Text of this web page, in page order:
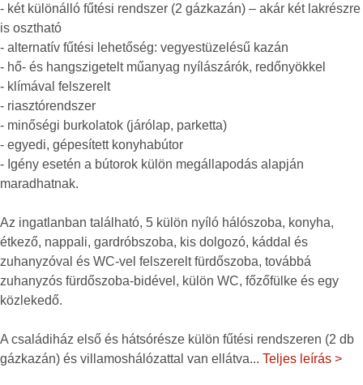
- két különálló fűtési rendszer (2 gázkazán) – akár két lakrészre
is osztható
- alternatív fűtési lehetőség: vegyestüzelésű kazán
- hő- és hangszigetelt műanyag nyílászárók, redőnyökkel
- klímával felszerelt
- riasztórendszer
- minőségi burkolatok (járólap, parketta)
- egyedi, gépesített konyhabútor
- Igény esetén a bútorok külön megállapodás alapján
maradhatnak.
Az ingatlanban található, 5 külön nyíló hálószoba, konyha,
étkező, nappali, gardróbszoba, kis dolgozó, káddal és
zuhanyzóval és WC-vel felszerelt fürdőszoba, továbbá
zuhanyzós fürdőszoba-bidével, külön WC, főzőfülke és egy
közlekedő.
A családiház első és hátsórésze külön fűtési rendszeren (2 db
gázkazán) és villamoshálózattal van ellátva... Teljes leírás >